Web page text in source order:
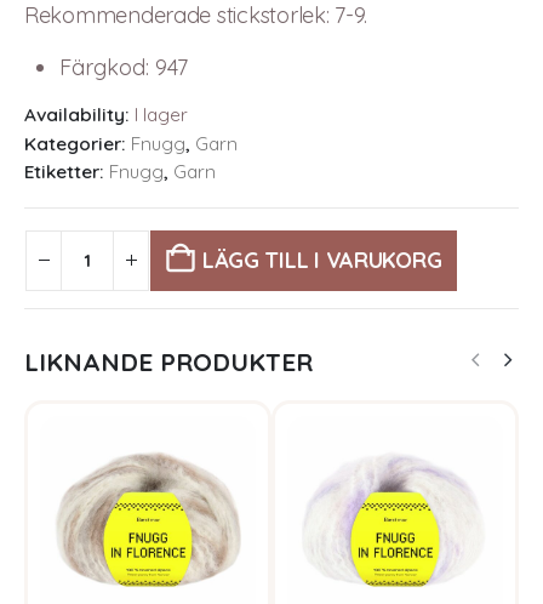
Rekommenderade stickstorlek: 7-9.
Färgkod: 947
Availability: I lager
Kategorier: Fnugg, Garn
Etiketter: Fnugg, Garn
LÄGG TILL I VARUKORG
LIKNANDE PRODUKTER